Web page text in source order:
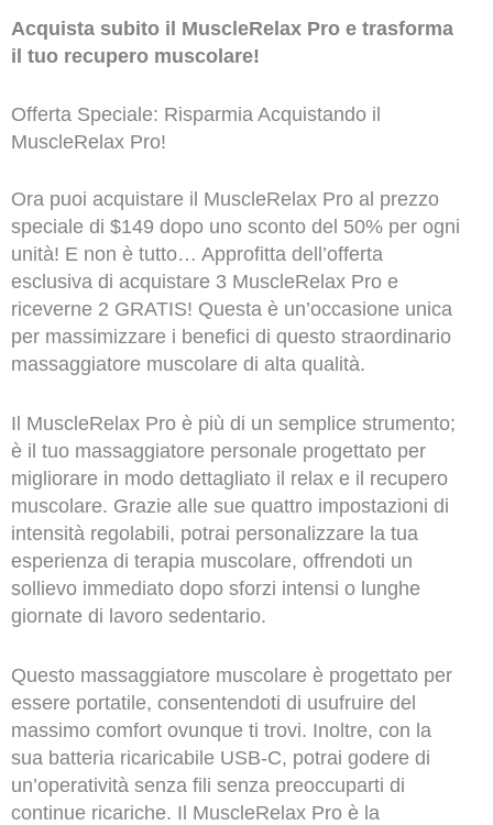
Acquista subito il MuscleRelax Pro e trasforma
il tuo recupero muscolare!
Offerta Speciale: Risparmia Acquistando il
MuscleRelax Pro!
Ora puoi acquistare il MuscleRelax Pro al prezzo
speciale di $149 dopo uno sconto del 50% per ogni
unità! E non è tutto… Approfitta dell’offerta
esclusiva di acquistare 3 MuscleRelax Pro e
riceverne 2 GRATIS! Questa è un’occasione unica
per massimizzare i benefici di questo straordinario
massaggiatore muscolare di alta qualità.
Il MuscleRelax Pro è più di un semplice strumento;
è il tuo massaggiatore personale progettato per
migliorare in modo dettagliato il relax e il recupero
muscolare. Grazie alle sue quattro impostazioni di
intensità regolabili, potrai personalizzare la tua
esperienza di terapia muscolare, offrendoti un
sollievo immediato dopo sforzi intensi o lunghe
giornate di lavoro sedentario.
Questo massaggiatore muscolare è progettato per
essere portatile, consentendoti di usufruire del
massimo comfort ovunque ti trovi. Inoltre, con la
sua batteria ricaricabile USB-C, potrai godere di
un’operatività senza fili senza preoccuparti di
continue ricariche. Il MuscleRelax Pro è la